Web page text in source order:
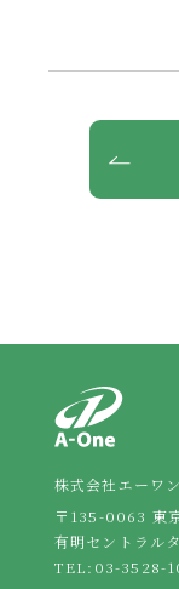
株式会社エーワン
〒135-0063 東
有明セントラル
TEL: 03-3528-